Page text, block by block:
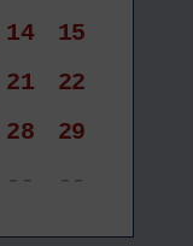
14
15
21
22
28
29
-- --